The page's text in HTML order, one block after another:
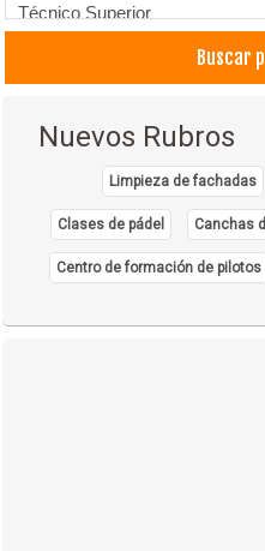
Técnico Superior
Universidades privadas
Buscar
Nuevos Rubros
Limpieza de fachadas
Clases de pádel Canchas
Centro de formación de pilotos